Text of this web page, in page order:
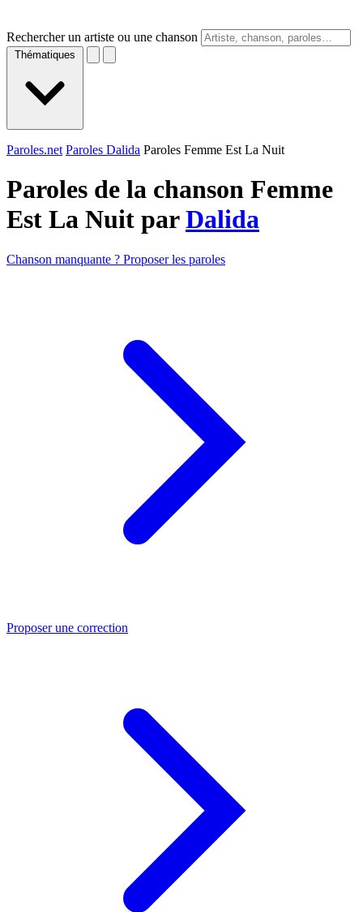
Rechercher un artiste ou une chanson
Thématiques
Paroles.net Paroles Dalida Paroles Femme Est La Nuit
Paroles de la chanson Femme
Est La Nuit parDalida
Chanson manquante ? Proposer les paroles
Proposer une correction